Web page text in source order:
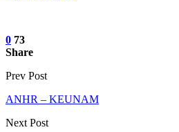
0 73
Share
Prev Post
ANHR – KEUNAM
Next Post